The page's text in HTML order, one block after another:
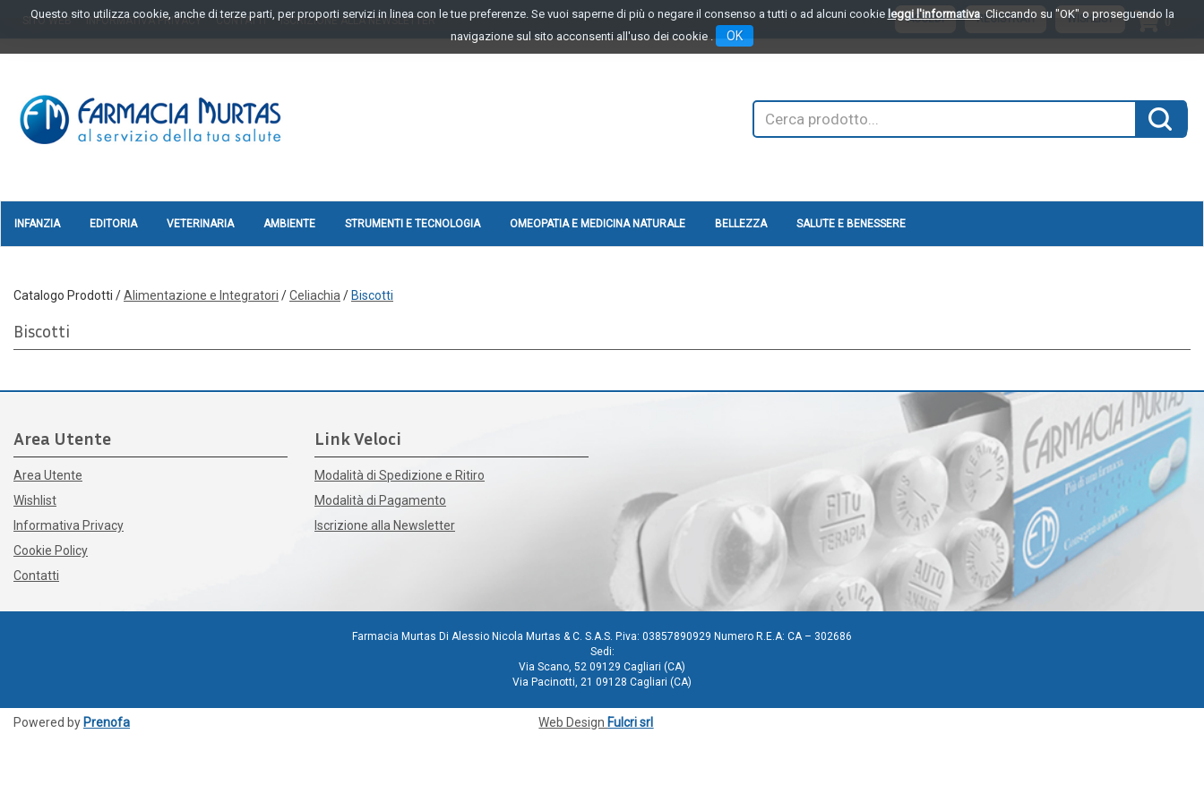
PassaQuesto sito utilizza cookie, anche di terze parti, per proporti servizi in linea con le tue preferenze. Se vuoi saperne di più o negare il consenso a tutti o ad alcuni cookie leggi l'informativa. Cliccando su "OK" o proseguendo la
navigazione sul sito acconsenti all'uso dei cookie .
OK
SITO WEB INFORMATIVA PRIVACY CONTATTI ISCRIZIONE ALLA NEWSLETTER ACCEDI REGISTRATI WISHLIST 0
SCANO
Cerca
Prodotto
INFANZIA EDITORIA VETERINARIA AMBIENTE STRUMENTI E TECNOLOGIA OMEOPATIA E MEDICINA NATURALE BELLEZZA SALUTE E BENESSERE
Catalogo Prodotti /Alimentazione e Integratori /Celiachia / Biscotti
Biscotti
Area Utente
Area Utente
Wishlist
Informativa Privacy
Cookie Policy
Contatti
Link Veloci
Modalità di Spedizione e Ritiro
Modalità di Pagamento
Iscrizione alla Newsletter
Farmacia Murtas Di Alessio Nicola Murtas & C. S.A.S. P.iva: 03857890929 Numero R.E.A: CA – 302686
Sedi:
Via Scano, 52 09129 Cagliari (CA)
Via Pacinotti, 21 09128 Cagliari (CA)
Powered by Prenofa Web Design Fulcri srl